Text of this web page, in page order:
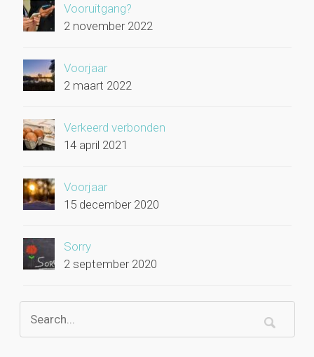
Vooruitgang?
2 november 2022
Voorjaar
2 maart 2022
Verkeerd verbonden
14 april 2021
Voorjaar
15 december 2020
Sorry
2 september 2020